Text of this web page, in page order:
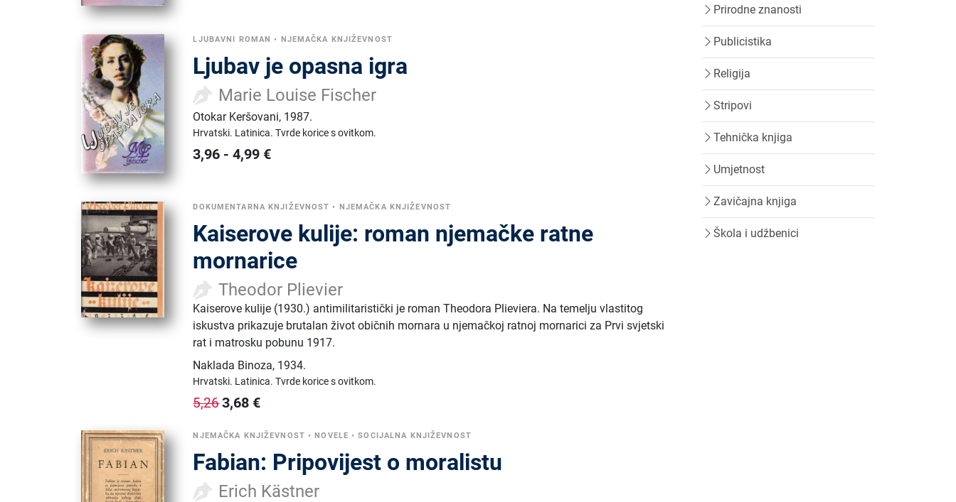
LJUBAVNI ROMAN • NJEMAČKA KNJIŽEVNOST
Ljubav je opasna igra
Marie Louise Fischer
Otokar Keršovani, 1987.
Hrvatski. Latinica.Tvrde korice s ovitkom.
3,96 -4,99 €
DOKUMENTARNA KNJIŽEVNOST • NJEMAČKA KNJIŽEVNOST
Kaiserove kulije: roman njemačke ratne
mornarice
Theodor Plievier
Kaiserove kulije (1930.) antimilitaristički je roman Theodora Plieviera. Na temelju vlastitog
iskustva prikazuje brutalan život običnih mornara u njemačkoj ratnoj mornarici za Prvi svjetski
rat i matrosku pobunu 1917.
Naklada Binoza, 1934.
Hrvatski. Latinica.Tvrde korice s ovitkom.
5,263,68 €
NJEMAČKA KNJIŽEVNOST •NOVELE •SOCIJALNA KNJIŽEVNOST
Fabian: Pripovijest o moralistu
Erich Kästner
Prirodne znanosti
Publicistika
Religija
Stripovi
Tehnička knjiga
Umjetnost
Zavičajna knjiga
Škola i udžbenici